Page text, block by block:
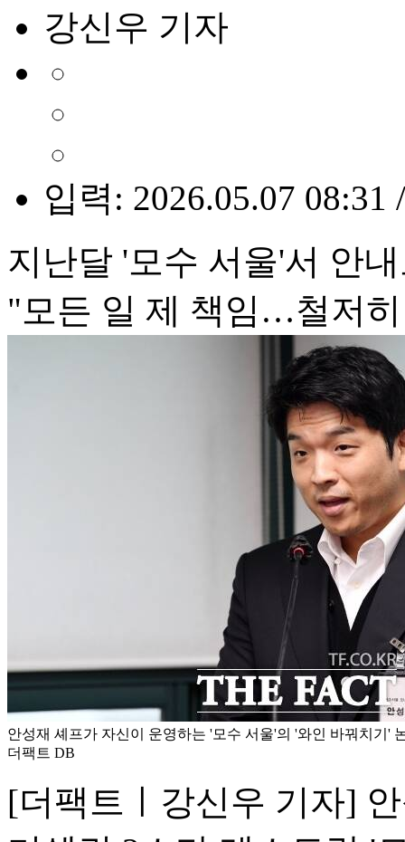
강신우 기자
입력: 2026.05.07 08:31
지난달 '모수 서울'서 안
"모든 일 제 책임…철저
안성재 셰프가 자신이 운영하는 '모수 서울'의 '와인 바꿔치기'
더팩트 DB
[더팩트ㅣ강신우 기자]